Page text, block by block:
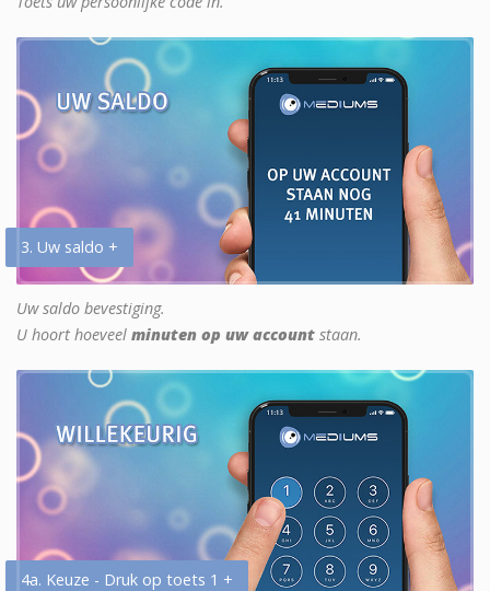
3. Uw saldo +
Uw saldo bevestiging.
U hoort hoeveel minuten op uw account staan.
4a. Keuze - Druk op toets 1 +